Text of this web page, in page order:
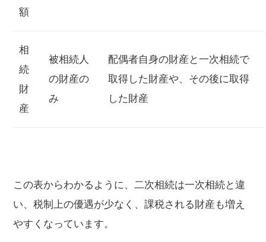
額
相
続
財
産
被相続人
の財産の
み
配偶者自身の財産と一次相続で
取得した財産や、その後に取得
した財産
この表からわかるように、二次相続は一次相続と違
い、税制上の優遇が少なく、課税される財産も増え
やすくなっています。